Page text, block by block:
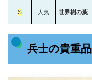
S 人気 世界樹の葉
兵士の貴重品